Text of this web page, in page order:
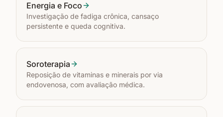
Energia e Foco
Investigação de fadiga crônica, cansaço
persistente e queda cognitiva.
Soroterapia
Reposição de vitaminas e minerais por via
endovenosa, com avaliação médica.